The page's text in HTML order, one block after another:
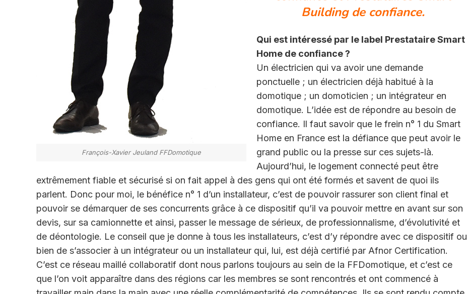
François-Xavier Jeuland FFDomotique
Building de confiance.
Qui est intéressé par le label Prestataire Smart
Home de confiance ?
Un électricien qui va avoir une demande
ponctuelle ; un électricien déjà habitué à la
domotique ; un domoticien ; un intégrateur en
domotique. L’idée est de répondre au besoin de
confiance. Il faut savoir que le frein n° 1 du Smart
Home en France est la défiance que peut avoir le
grand public ou la presse sur ces sujets-là.
Aujourd’hui, le logement connecté peut être
extrêmement fiable et sécurisé si on fait appel à des gens qui ont été formés et savent de quoi ils
parlent. Donc pour moi, le bénéfice n° 1 d’un installateur, c’est de pouvoir rassurer son client final et
pouvoir se démarquer de ses concurrents grâce à ce dispositif qu’il va pouvoir mettre en avant sur son
devis, sur sa camionnette et ainsi, passer le message de sérieux, de professionnalisme, d’évolutivité et
de déontologie. Le conseil que je donne à tous les installateurs, c’est d’y répondre avec ce dispositif ou
bien de s’associer à un intégrateur ou un installateur qui, lui, est déjà certifié par Afnor Certification.
C’est ce réseau maillé collaboratif dont nous parlons toujours au sein de la FFDomotique, et c’est ce
que l’on voit apparaître dans des régions car les membres se sont rencontrés et ont commencé à